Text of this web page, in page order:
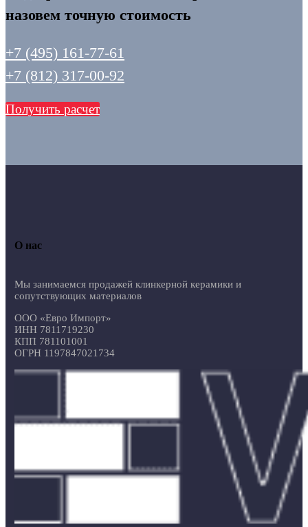
назовем точную стоимость
+7 (495) 161-77-61
+7 (812) 317-00-92
Получить расчет
О нас
Мы занимаемся продажей клинкерной керамики и
сопутствующих материалов
ООО «Евро Импорт»
ИНН 7811719230
КПП 781101001
ОГРН 1197847021734